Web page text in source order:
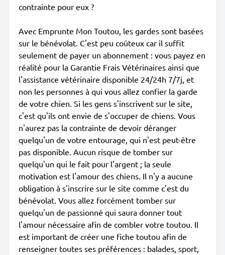
contrainte pour eux ?
Avec Emprunte Mon Toutou, les gardes sont basées
sur le bénévolat. C'est peu coûteux car il suffit
seulement de payer un abonnement : vous payez en
réalité pour la Garantie Frais Vétérinaires ainsi que
l'assistance vétérinaire disponible 24/24h 7/7j, et
non les personnes à qui vous allez confier la garde
de votre chien. Si les gens s'inscrivent sur le site,
c'est qu'ils ont envie de s'occuper de chiens. Vous
n'aurez pas la contrainte de devoir déranger
quelqu'un de votre entourage, qui n'est peut-être
pas disponible. Aucun risque de tomber sur
quelqu'un qui le fait pour l'argent ; la seule
motivation est l'amour des chiens. Il n'y a aucune
obligation à s'inscrire sur le site comme c'est du
bénévolat. Vous allez forcément tomber sur
quelqu'un de passionné qui saura donner tout
l'amour nécessaire afin de combler votre toutou. Il
est important de créer une fiche toutou afin de
renseigner toutes ses préférences : balades, sport,